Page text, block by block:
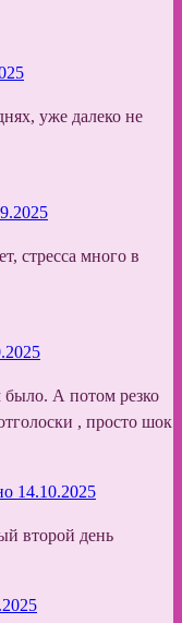
уже далеко не
стресса много в
было. А потом резко
, просто шок
14.10.2025
второй день